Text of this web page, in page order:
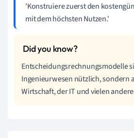
'Konstruiere zuerst den
mit dem höchsten Nutzen.'
Entscheidungsrechnungsmodelle
Ingenieurwesen nützlich, sondern
Wirtschaft, der IT und vielen